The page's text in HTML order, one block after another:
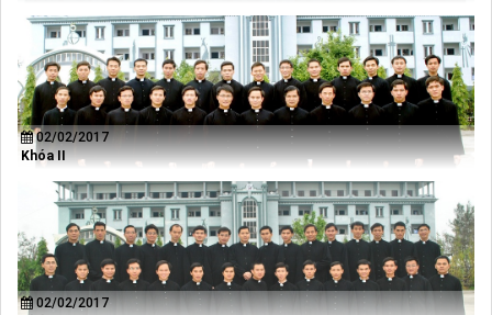
02/02/2017
Khóa II
02/02/2017